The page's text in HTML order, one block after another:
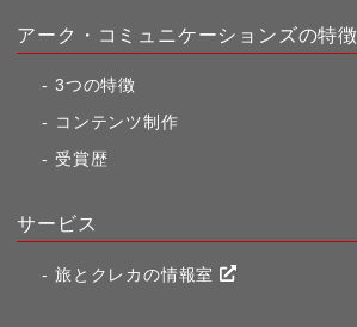
アーク・コミュニケーションズの特徴
3つの特徴
コンテンツ制作
受賞歴
サービス
旅とクレカの情報室